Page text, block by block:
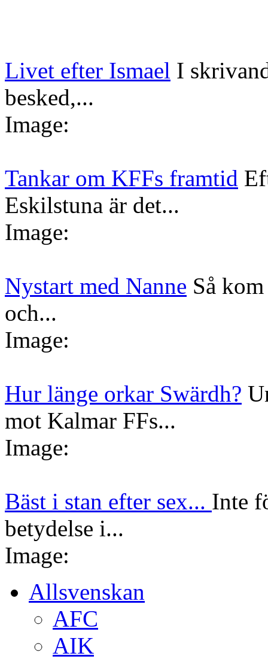
Livet efter Ismael I
besked,...
Image:
Tankar om KFFs framtid
Eskilstuna är det...
Image:
Nystart med Nanne Så
och...
Image:
Hur länge orkar Swärdh?
mot Kalmar FFs...
Image:
Bäst i stan efter sex... Inte
betydelse i...
Image:
Allsvenskan
AFC
AIK